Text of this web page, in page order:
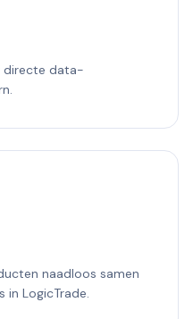
directe data-
naadloos samen
in LogicTrade.